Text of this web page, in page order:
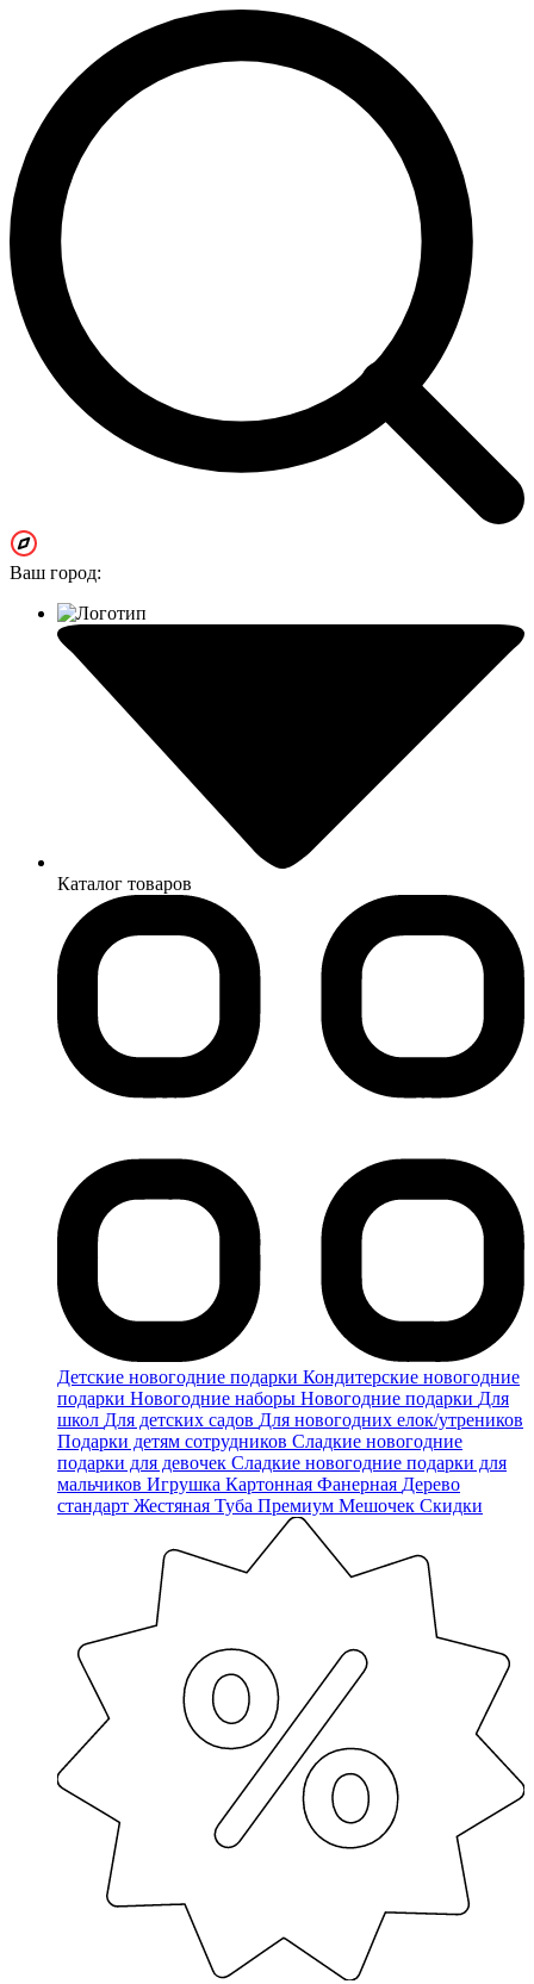
Ваш город:
Каталог товаров
Детские новогодние подарки Кондитерские новогодние
подарки Новогодние наборы Новогодние подарки Для
школ Для детских садов Для новогодних елок/утреников
Подарки детям сотрудников Сладкие новогодние
подарки для девочек Сладкие новогодние подарки для
мальчиков Игрушка Картонная Фанерная Дерево
стандарт Жестяная Туба Премиум Мешочек Скидки